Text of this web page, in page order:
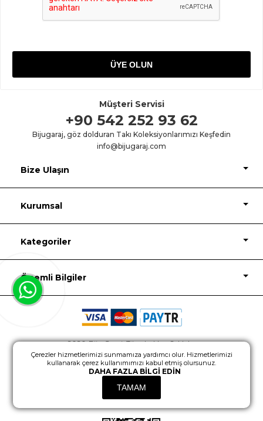
Müşteri Servisi
+90 542 252 93 62
Bijugaraj, göz dolduran Takı Koleksiyonlarımızı Keşfedin
info@bijugaraj.com
Bize Ulaşın
Kurumsal
Kategoriler
Önemli Bilgiler
2026, Biju Garaj, Tüm hakları Saklıdır.
Powered bynopCommerce Design
Çerezler hizmetlerimizi sunmamıza yardımcı olur. Hizmetlerimizi
kullanarak çerez kullanımımızı kabul etmiş olursunuz.
DAHA FAZLA BILGI EDIN
TAMAM